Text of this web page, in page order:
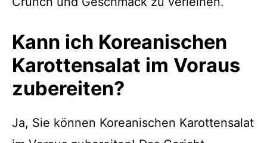
Kann ich Koreanischen
Karottensalat im Voraus
zubereiten?
Ja, Sie können Koreanischen Karottensalat